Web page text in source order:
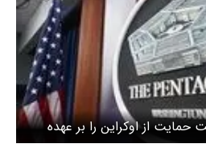
حمایت از اوکراین را بر عهده